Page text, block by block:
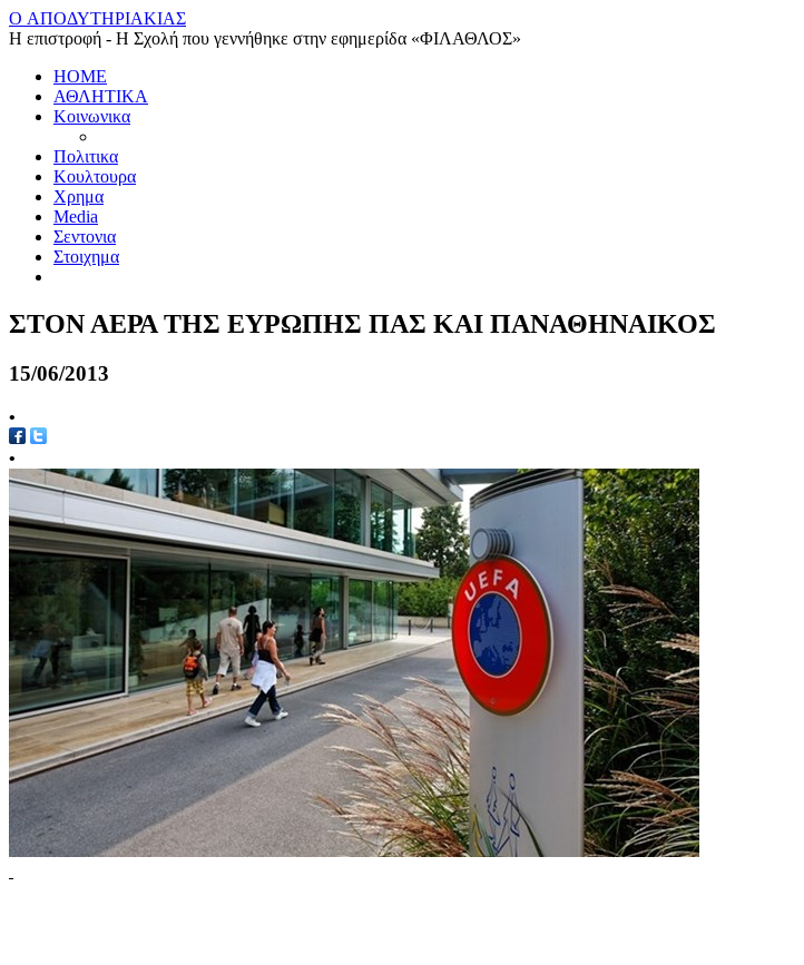
O ΑΠΟΔΥΤΗΡΙΑΚΙΑΣ
Η επιστροφή - Η Σχολή που γεννήθηκε στην εφημερίδα «ΦΙΛΑΘΛΟΣ»
HOME
ΑΘΛΗΤΙΚΑ
Κοινωνικα
Πολιτικα
Κουλτουρα
Χρημα
Media
Σεντονια
Στοιχημα
ΣΤΟΝ ΑΕΡΑ ΤΗΣ ΕΥΡΩΠΗΣ ΠΑΣ ΚΑΙ ΠΑΝΑΘΗΝΑΙΚΟΣ
15/06/2013
•
•